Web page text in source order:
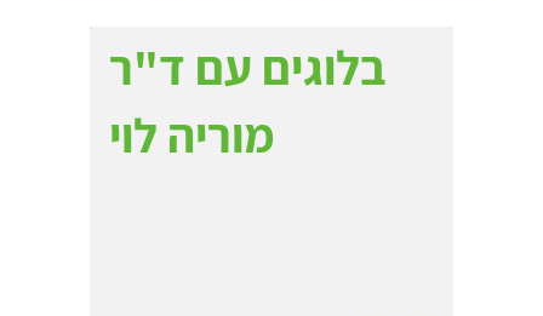
בלוגים עם ד"ר
מוריה לוי